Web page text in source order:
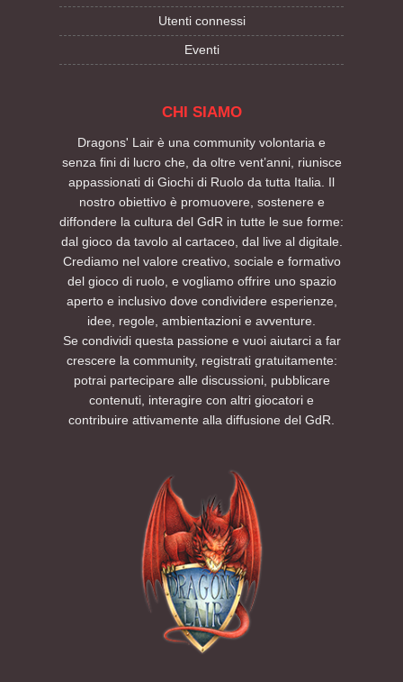
Utenti connessi
Eventi
CHI SIAMO
Dragons' Lair è una community volontaria e
senza fini di lucro che, da oltre vent’anni, riunisce
appassionati di Giochi di Ruolo da tutta Italia. Il
nostro obiettivo è promuovere, sostenere e
diffondere la cultura del GdR in tutte le sue forme:
dal gioco da tavolo al cartaceo, dal live al digitale.
Crediamo nel valore creativo, sociale e formativo
del gioco di ruolo, e vogliamo offrire uno spazio
aperto e inclusivo dove condividere esperienze,
idee, regole, ambientazioni e avventure.
Se condividi questa passione e vuoi aiutarci a far
crescere la community, registrati gratuitamente:
potrai partecipare alle discussioni, pubblicare
contenuti, interagire con altri giocatori e
contribuire attivamente alla diffusione del GdR.